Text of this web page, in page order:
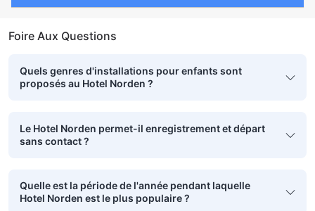
Foire Aux Questions
Quels genres d'installations pour enfants sont
proposés au Hotel Norden ?
Le Hotel Norden permet-il enregistrement et départ
sans contact ?
Quelle est la période de l'année pendant laquelle
Hotel Norden est le plus populaire ?